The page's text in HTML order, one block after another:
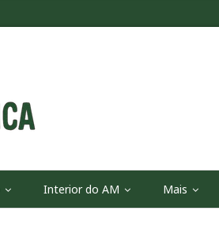
Interior do AM Mais